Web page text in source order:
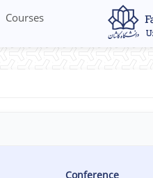
Courses
Conference